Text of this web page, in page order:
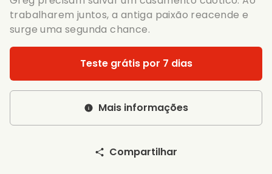
trabalharem juntos, a antiga paixão reacende e
surge uma segunda chance.
Teste grátis por 7 dias
Mais informações
Compartilhar